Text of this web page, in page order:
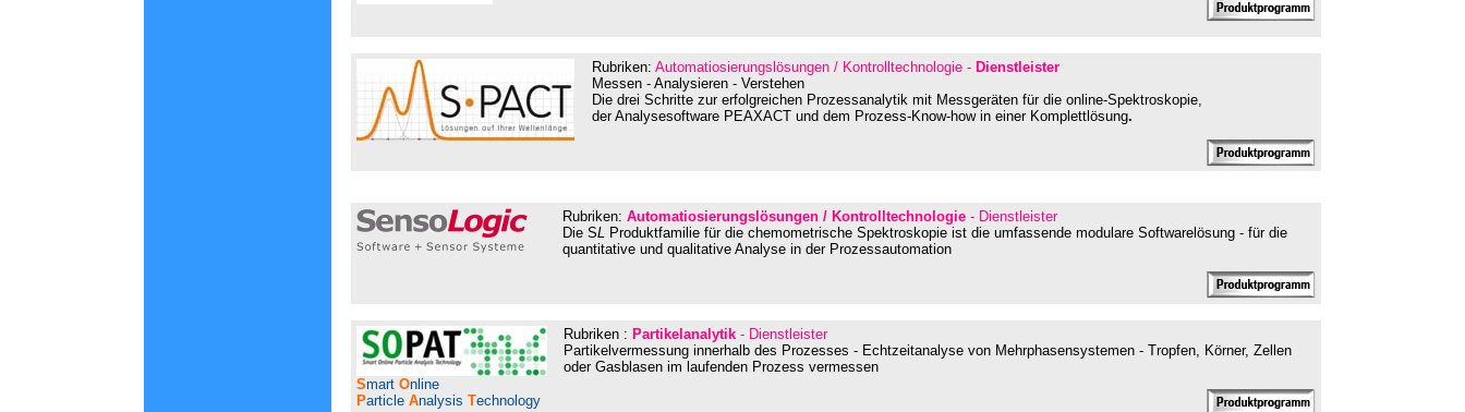
Rubriken: Automatiosierungslösungen / Kontrolltechnologie - Dienstleister
Messen - Analysieren - Verstehen
Die drei Schritte zur erfolgreichen Prozessanalytik mit Messgeräten für die online-Spektroskopie,
der Analysesoftware PEAXACT und dem Prozess-Know-how in einer Komplettlösung.
Rubriken: Automatiosierungslösungen / Kontrolltechnologie - Dienstleister
Die SL Produktfamilie für die chemometrische Spektroskopie ist die umfassende modulare Softwarelösung - für die
quantitative und qualitative Analyse in der Prozessautomation
Smart Online
Particle Analysis Technology
Rubriken : Partikelanalytik - Dienstleister
Partikelvermessung innerhalb des Prozesses - Echtzeitanalyse von Mehrphasensystemen - Tropfen, Körner, Zellen
oder Gasblasen im laufenden Prozess vermessen